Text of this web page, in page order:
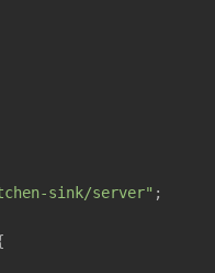
sink/server" ;